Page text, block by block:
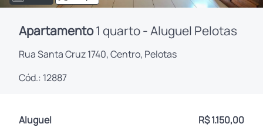
Apartamento1 quarto - Aluguel Pelotas
Rua Santa Cruz 1740, Centro, Pelotas
Cód.: 12887
Aluguel R$ 1.150,00